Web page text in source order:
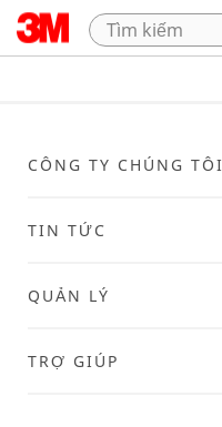
CÔNG TY CHÚNG TÔI
TIN TỨC
QUẢN LÝ
TRỢ GIÚP